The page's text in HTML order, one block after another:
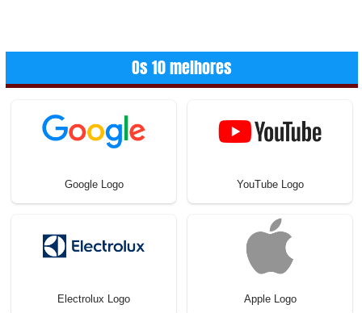
Os 10 melhores
Google Logo YouTube Logo
Electrolux Logo Apple Logo